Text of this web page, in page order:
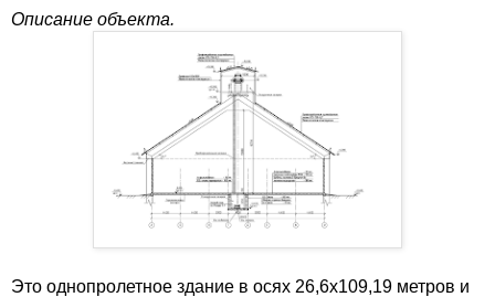
Описание объекта.
Это однопролетное здание в осях 26,6х109,19 метров и